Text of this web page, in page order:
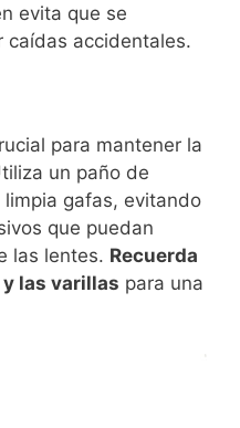
evita que se
caídas accidentales.
para mantener la
un paño de
gafas, evitando
que puedan
las lentes. Recuerda
las varillas para una